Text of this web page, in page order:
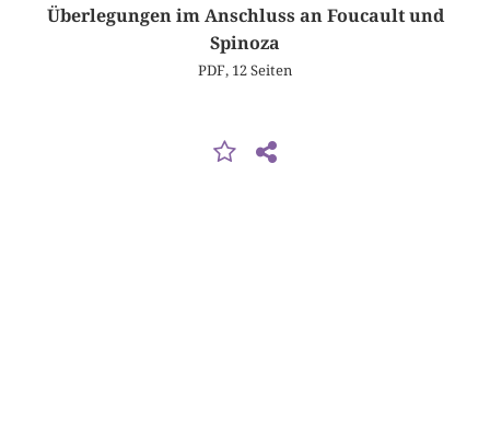
Überlegungen im Anschluss an Foucault und
Spinoza
PDF, 12 Seiten